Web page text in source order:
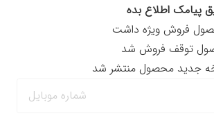
پیامک اطلاع بده
فروش ویژه داشت
توقف فروش شد
جدید محصول منتشر شد